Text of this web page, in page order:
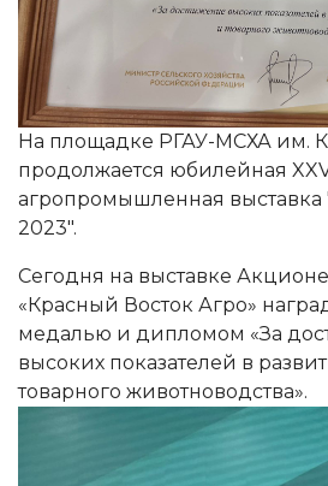
На площадке РГАУ-МСХА им.
продолжается юбилейная
агропромышленная выставка
2023".
Сегодня на выставке
«Красный Восток Агро»
медалью и дипломом «За
высоких показателей в
товарного животноводства».